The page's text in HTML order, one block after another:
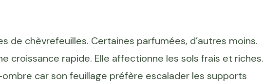
de chèvrefeuilles. Certaines parfumées, d’autres moins.
croissance rapide. Elle affectionne les sols frais et riches.
ombre car son feuillage préfère escalader les supports